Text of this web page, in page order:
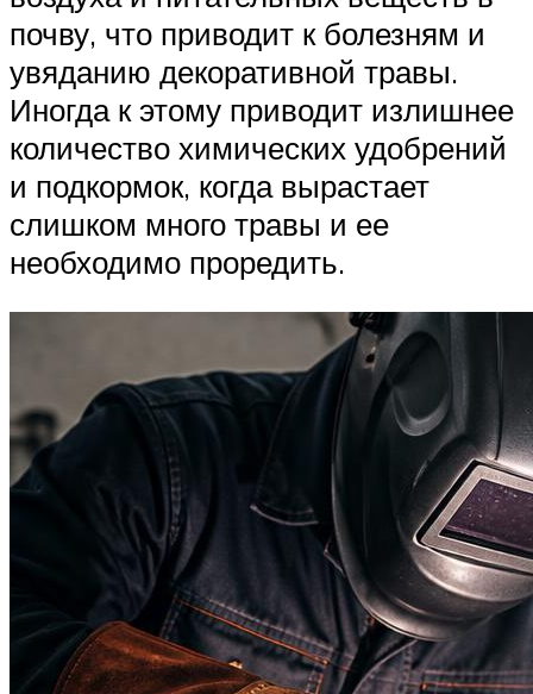
почву, что приводит к болезням и
увяданию декоративной травы.
Иногда к этому приводит излишнее
количество химических удобрений
и подкормок, когда вырастает
слишком много травы и ее
необходимо проредить.